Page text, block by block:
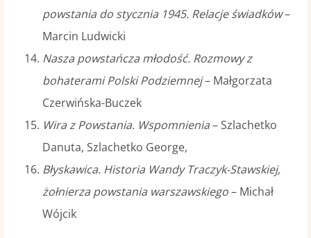
powstania do stycznia 1945. Relacje świadków–
Marcin Ludwicki
Nasza powstańcza młodość. Rozmowy z
bohaterami Polski Podziemnej– Małgorzata
Czerwińska-Buczek
Wira z Powstania. Wspomnienia– Szlachetko
Danuta, Szlachetko George,
Błyskawica. Historia Wandy Traczyk-Stawskiej,
żołnierza powstania warszawskiego– Michał
Wójcik